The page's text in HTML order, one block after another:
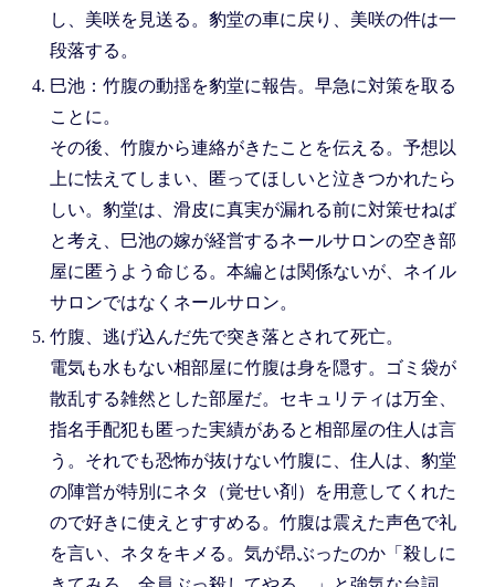
し、美咲を見送る。豹堂の車に戻り、美咲の件は一
段落する。
巳池：竹腹の動揺を豹堂に報告。早急に対策を取る
ことに。
その後、竹腹から連絡がきたことを伝える。予想以
上に怯えてしまい、匿ってほしいと泣きつかれたら
しい。豹堂は、滑皮に真実が漏れる前に対策せねば
と考え、巳池の嫁が経営するネールサロンの空き部
屋に匿うよう命じる。本編とは関係ないが、ネイル
サロンではなくネールサロン。
竹腹、逃げ込んだ先で突き落とされて死亡。
電気も水もない相部屋に竹腹は身を隠す。ゴミ袋が
散乱する雑然とした部屋だ。セキュリティは万全、
指名手配犯も匿った実績があると相部屋の住人は言
う。それでも恐怖が抜けない竹腹に、住人は、豹堂
の陣営が特別にネタ（覚せい剤）を用意してくれた
ので好きに使えとすすめる。竹腹は震えた声色で礼
を言い、ネタをキメる。気が昂ぶったのか「殺しに